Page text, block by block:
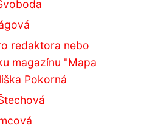
redaktora nebo
magazínu "Mapa
Pokorná